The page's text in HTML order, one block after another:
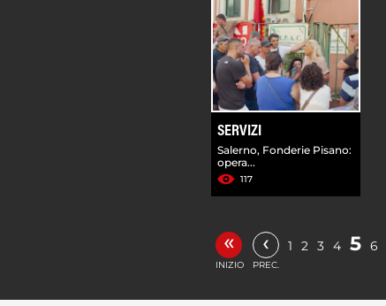
SERVIZI
Salerno, Fonderie Pisano:
opera...
117
«
INIZIO
‹
PREC.
1 2 3 4 5 6